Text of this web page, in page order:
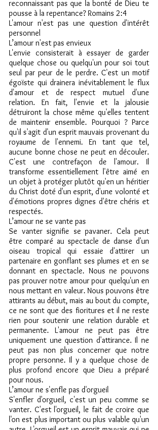
reconnaissant pas que la bonté de Dieu te
pousse à la repentance? Romains 2:4
L'amour n'est pas une question d'intérêt
personnel
L’amour n'est pas envieux
L'envie consisterait à essayer de garder
quelque chose ou quelqu'un pour soi tout
seul par peur de le perdre. C'est un motif
égoïste qui drainera inévitablement le flux
d'amour et de respect mutuel d'une
relation. En fait, l'envie et la jalousie
détruiront la chose même qu'elles tentent
de maintenir ensemble. Pourquoi ? Parce
qu'il s'agit d'un esprit mauvais provenant du
royaume de l'ennemi. En tant que tel,
aucune bonne chose ne peut en découler.
C'est une contrefaçon de l'amour. Il
transforme essentiellement l'être aimé en
un objet à protéger plutôt qu'en un héritier
du Christ doté d'un esprit, d'une volonté et
d'émotions propres dignes d'être chéris et
respectés.
L’amour ne se vante pas
Se vanter signifie se pavaner. Cela peut
être comparé au spectacle de danse d'un
oiseau tropical qui essaie d'attirer un
partenaire en gonflant ses plumes et en se
donnant en spectacle. Nous ne pouvons
pas prouver notre amour pour quelqu'un en
nous mettant en valeur. Nous pouvons être
attirants au début, mais au bout du compte,
ce ne sont que des fioritures et il ne reste
rien pour soutenir une relation durable et
permanente. L'amour ne peut pas être
uniquement une question d'attirance. Il ne
peut pas non plus concerner que notre
propre personne. Il y a quelque chose de
plus profond encore que Dieu a préparé
pour nous.
L’amour ne s'enfle pas d'orgueil
S'enfler d'orgueil, c'est un peu comme se
vanter. C'est l'orgueil, le fait de croire que
l'on est plus important ou plus valable qu'un